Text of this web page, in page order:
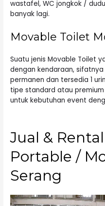
wastafel, WC jongkok /
banyak lagi.
Movable Toilet
Suatu jenis Movable Toilet
dengan kendaraan,
permanen dan tersedia 1
tipe standard atau
untuk kebutuhan event
Jual &
Portable /
Serang